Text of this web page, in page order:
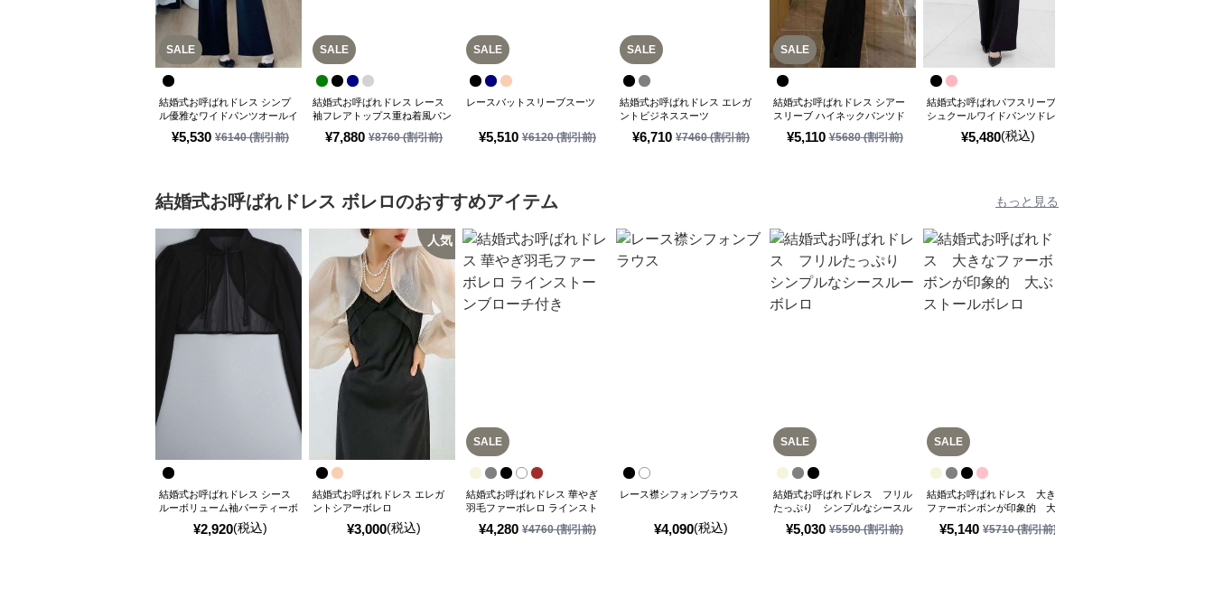
SALE
¥5,530 ¥6140(割引前)
結婚式お呼ばれドレス シンプ
ル優雅なワイドパンツオールイ
SALE
¥7,880 ¥8760(割引前)
結婚式お呼ばれドレス レース
袖フレアトップス重ね着風パン
SALE
¥5,510 ¥6120(割引前)
レースバットスリーブスーツ
SALE
¥6,710 ¥7460(割引前)
結婚式お呼ばれドレス エレガ
ントビジネススーツ
SALE
¥5,110 ¥5680(割引前)
結婚式お呼ばれドレス シアー
スリーブ ハイネックパンツド
¥5,480(税込)
結婚式お呼ばれパフスリーブカ
シュクールワイドパンツドレス
結婚式お呼ばれドレス ボレロのおすすめアイテム もっと見る
¥2,920(税込)
結婚式お呼ばれドレス シース
ルーボリューム袖パーティーボ
人気
¥3,000(税込)
結婚式お呼ばれドレス エレガ
ントシアーボレロ
SALE
¥4,280 ¥4760(割引前)
結婚式お呼ばれドレス 華やぎ
羽毛ファーボレロ ラインスト
¥4,090(税込)
レース襟シフォンブラウス
SALE
¥5,030 ¥5590(割引前)
結婚式お呼ばれドレス フリル
たっぷり シンプルなシースル
SALE
¥5,140 ¥5710(割引前)
結婚式お呼ばれドレス 大きな
ファーボンボンが印象的 大ぶ